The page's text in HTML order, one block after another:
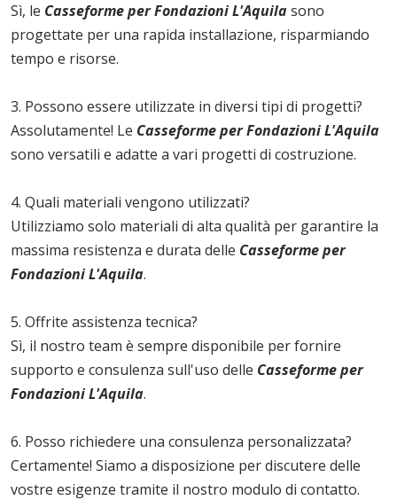
Sì, le Casseforme per Fondazioni L'Aquilasono
progettate per una rapida installazione, risparmiando
tempo e risorse.
3. Possono essere utilizzate in diversi tipi di progetti?
Assolutamente! Le Casseforme per Fondazioni L'Aquila
sono versatili e adatte a vari progetti di costruzione.
4. Quali materiali vengono utilizzati?
Utilizziamo solo materiali di alta qualità per garantire la
massima resistenza e durata delle Casseforme per
Fondazioni L'Aquila.
5. Offrite assistenza tecnica?
Sì, il nostro team è sempre disponibile per fornire
supporto e consulenza sull'uso delle Casseforme per
Fondazioni L'Aquila.
6. Posso richiedere una consulenza personalizzata?
Certamente! Siamo a disposizione per discutere delle
vostre esigenze tramite il nostro modulo di contatto.